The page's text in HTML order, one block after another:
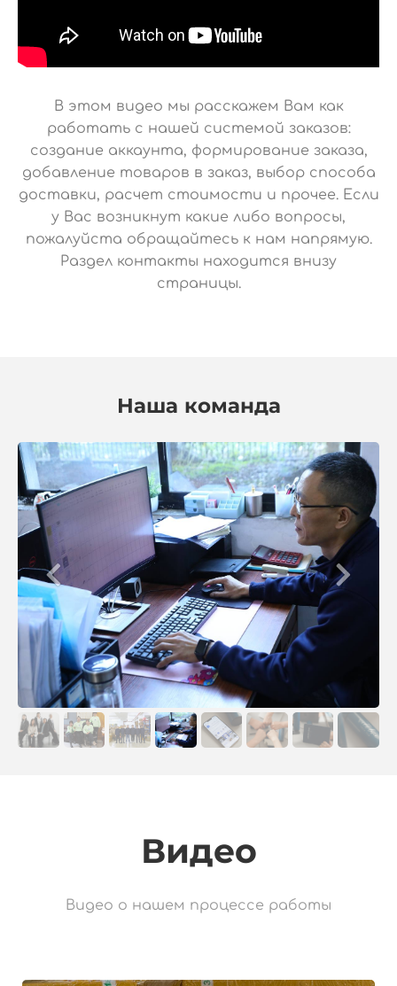
В этом видео мы расскажем Вам как
работать с нашей системой заказов:
создание аккаунта, формирование заказа,
добавление товаров в заказ, выбор способа
доставки, расчет стоимости и прочее. Если
у Вас возникнут какие либо вопросы,
пожалуйста обращайтесь к нам напрямую.
Раздел контакты находится внизу
страницы.
Наша команда
Видео
Видео о нашем процессе работы